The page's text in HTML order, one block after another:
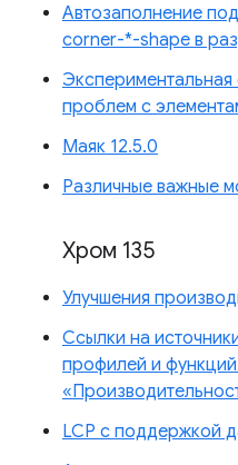
Автозаполнение
corner-*-shape в
проблем с
Маяк 12.5.0
Различные важные
Хром 135
Улучшения
Ссылки на
профилей и
LCP с поддержкой